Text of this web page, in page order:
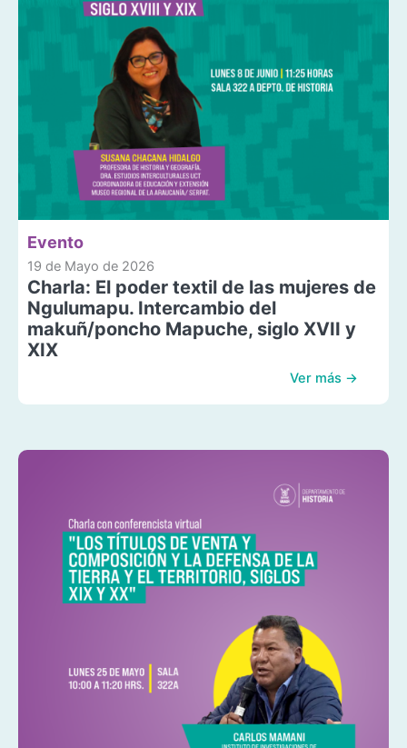
Evento
19 de Mayo de 2026
Charla: El poder textil de las mujeres de
Ngulumapu. Intercambio del
makuñ/poncho Mapuche, siglo XVII y
XIX
Ver más →